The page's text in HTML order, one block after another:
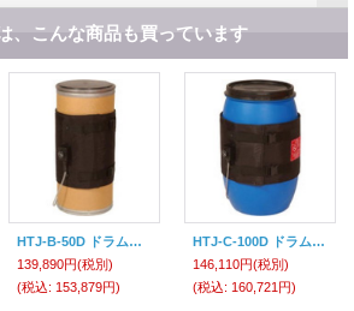
、こんな商品も買っています
HTJ-B-50D ドラム缶用ヒートジャケット アクアシステム
139,890円(税別)
(税込: 153,879円)
HTJ-C-100D ドラム缶用ヒートジャケット アクアシステム
146,110円(税別)
(税込: 160,721円)